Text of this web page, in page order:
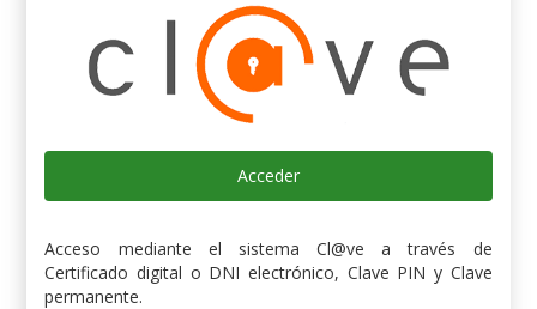
Acceder
Acceso mediante el sistema Cl@ve a través de
Certificado digital o DNI electrónico, Clave PIN y Clave
permanente.